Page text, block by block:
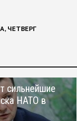
ЧЕТВЕРГ
сильнейшие
НАТО в